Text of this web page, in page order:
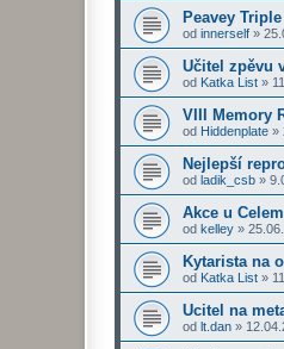
Peavey Triple
od innerself »
Učitel zpěvu
od Katka List »
VIII Memory
od Hiddenplate »
Nejlepší
od ladik_csb »
Akce u
od kelley »
Kytarista na
od Katka List »
Ucitel na
od lt.dan »